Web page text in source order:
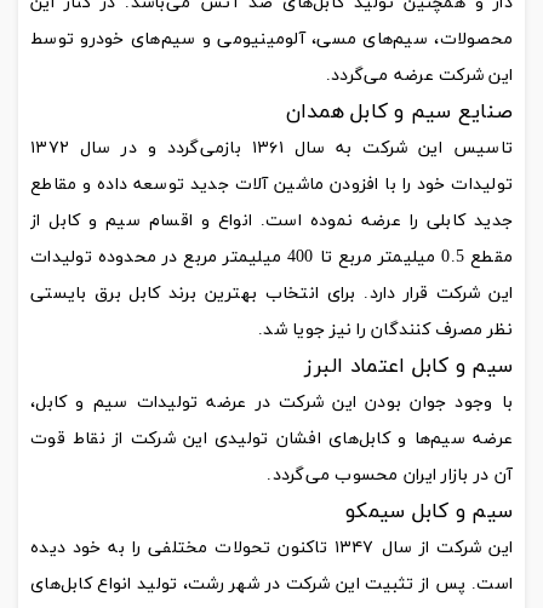
محصولات، سیم‌های مسی، آلومینیومی و سیم‌های خودرو توسط
این شرکت عرضه می‌گردد.
صنایع سیم و کابل همدان
تاسیس این شرکت به سال ۱۳۶۱ بازمی‌گردد و در سال ۱۳۷۲
تولیدات خود را با افزودن ماشین آلات جدید توسعه داده و مقاطع
جدید کابلی را عرضه نموده است. انواع و اقسام سیم و کابل از
مقطع 0.5 میلیمتر مربع تا 400 ‌میلیمتر مربع در محدوده تولیدات
این شرکت قرار دارد. برای انتخاب بهترین برند کابل برق بایستی
نظر مصرف کنندگان را نیز جویا شد.
سیم و کابل اعتماد البرز
با وجود جوان بودن این شرکت در عرضه تولیدات سیم و کابل،
عرضه سیم‌ها و کابل‌های افشان تولیدی این شرکت از نقاط قوت
آن در بازار ایران محسوب می‌گردد.
سیم و کابل سیمکو
این شرکت از سال ۱۳۴۷ تاکنون تحولات مختلفی را به خود دیده
است. پس از تثبیت این شرکت در شهر رشت، تولید انواع کابل‌های